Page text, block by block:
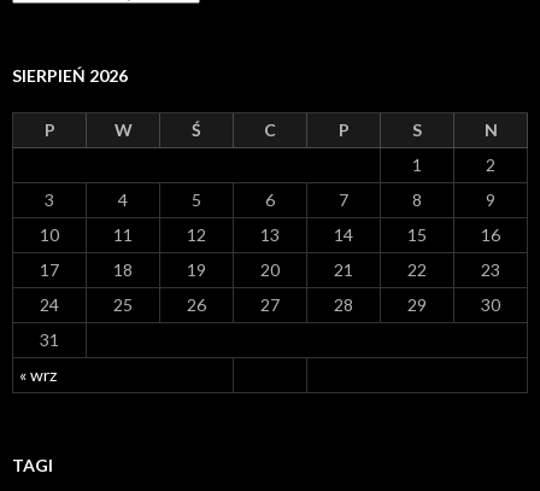
r
i
a
SIERPIEŃ 2026
P W Ś C P S N
« wrz
1
2
3
4 5 6 7 8
9
10
11 12 13 14 15
16
17
18 19 20 21 22
23
24
25 26 27 28 29
30
31
TAGI